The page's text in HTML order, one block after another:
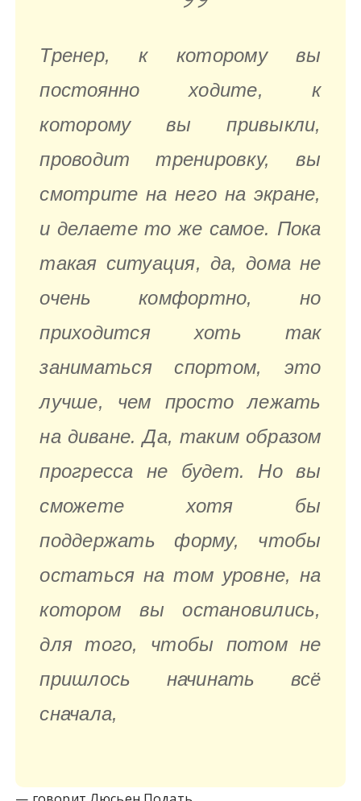
Тренер, к которому вы
постоянно ходите, к
которому вы привыкли,
проводит тренировку, вы
смотрите на него на экране,
и делаете то же самое. Пока
такая ситуация, да, дома не
очень комфортно, но
приходится хоть так
заниматься спортом, это
лучше, чем просто лежать
на диване. Да, таким образом
прогресса не будет. Но вы
сможете хотя бы
поддержать форму, чтобы
остаться на том уровне, на
котором вы остановились,
для того, чтобы потом не
пришлось начинать всё
сначала,